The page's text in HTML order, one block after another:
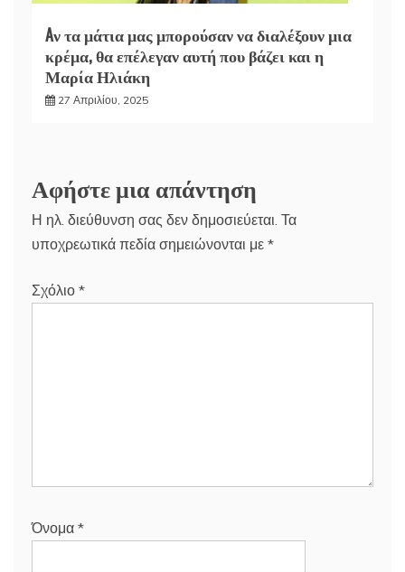
Aν τα μάτια μας μπορούσαν να διαλέξουν μια
κρέμα, θα επέλεγαν αυτή που βάζει και η
Μαρία Ηλιάκη
27 Απριλίου, 2025
Αφήστε μια απάντηση
Η ηλ. διεύθυνση σας δεν δημοσιεύεται. Τα
υποχρεωτικά πεδία σημειώνονται με *
Σχόλιο *
Όνομα *